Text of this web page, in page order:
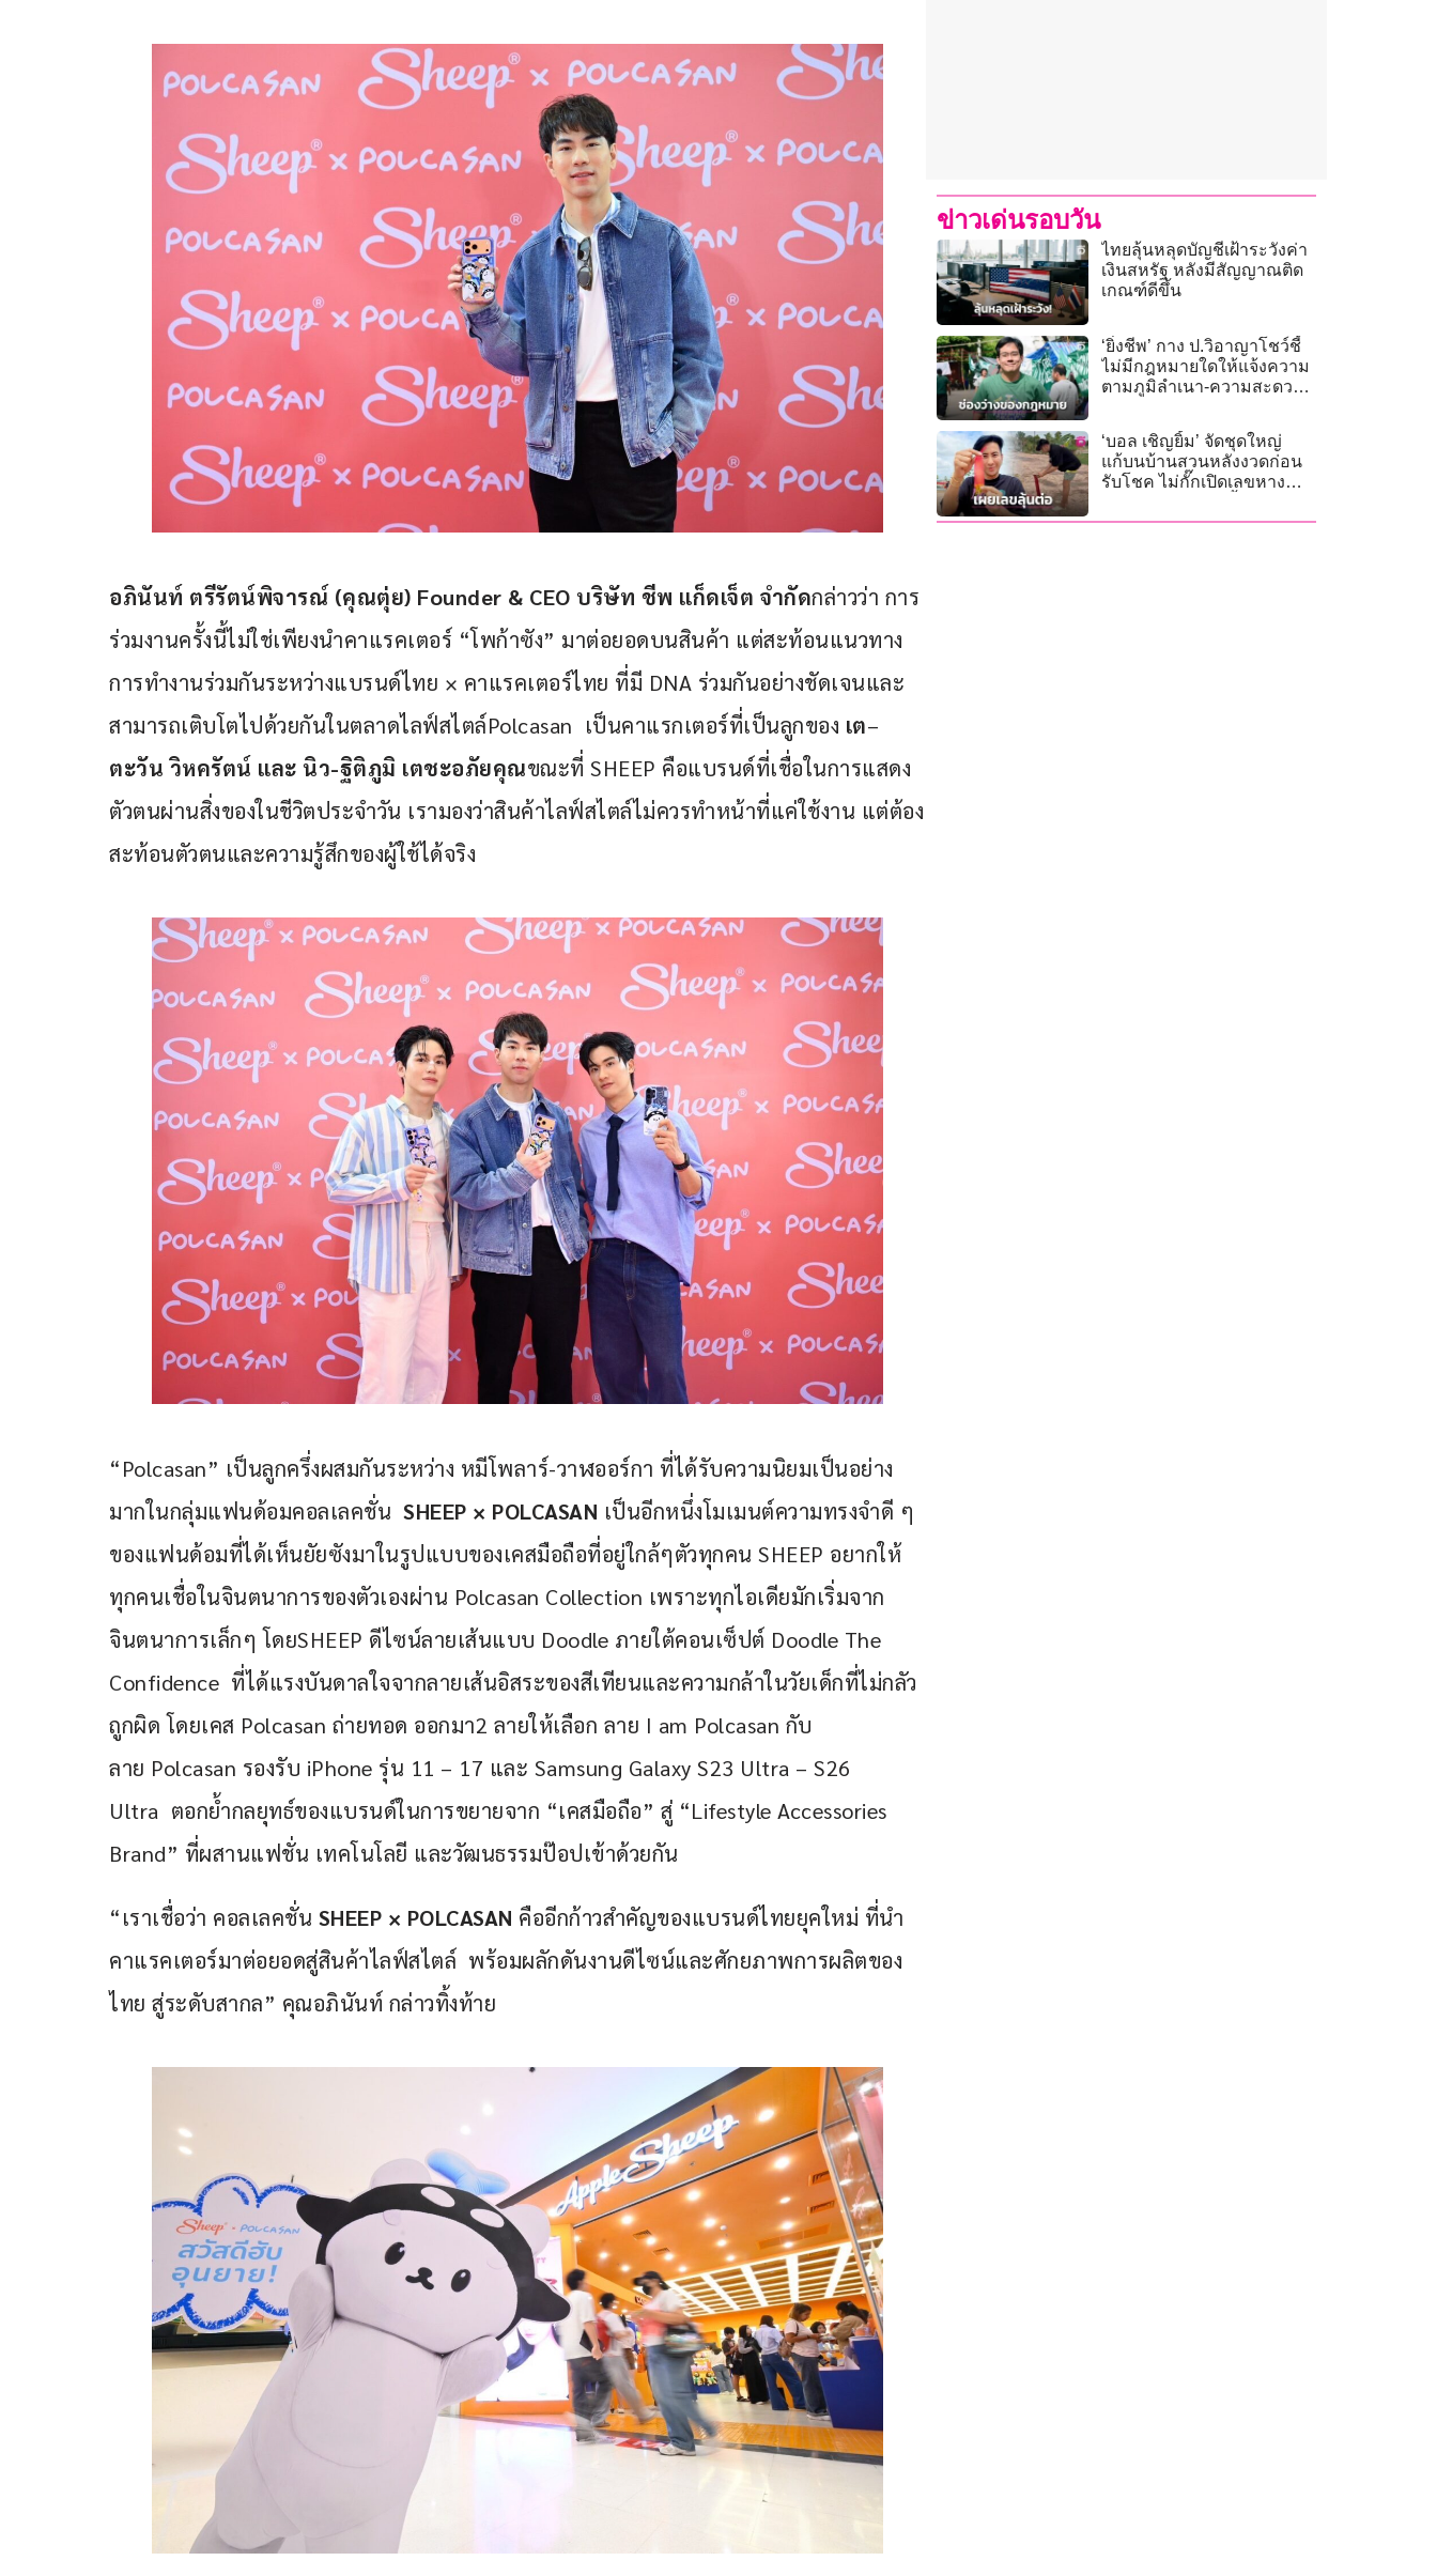
อภินันท์ ตรีรัตน์พิจารณ์ (คุณตุ่ย) Founder & CEO บริษัท ชีพ แก็ดเจ็ต จำกัดกล่าวว่า การ
ร่วมงานครั้งนี้ไม่ใช่เพียงนำคาแรคเตอร์ “โพก้าซัง” มาต่อยอดบนสินค้า แต่สะท้อนแนวทาง
การทำงานร่วมกันระหว่างแบรนด์ไทย × คาแรคเตอร์ไทย ที่มี DNA ร่วมกันอย่างชัดเจนและ
สามารถเติบโตไปด้วยกันในตลาดไลฟ์สไตล์Polcasan  เป็นคาแรกเตอร์ที่เป็นลูกของ เต–
ตะวัน วิหครัตน์ และ นิว-ฐิติภูมิ เตชะอภัยคุณขณะที่ SHEEP คือแบรนด์ที่เชื่อในการแสดง
ตัวตนผ่านสิ่งของในชีวิตประจำวัน เรามองว่าสินค้าไลฟ์สไตล์ไม่ควรทำหน้าที่แค่ใช้งาน แต่ต้อง
สะท้อนตัวตนและความรู้สึกของผู้ใช้ได้จริง
“Polcasan” เป็นลูกครึ่งผสมกันระหว่าง หมีโพลาร์-วาฬออร์กา ที่ได้รับความนิยมเป็นอย่าง
มากในกลุ่มแฟนด้อมคอลเลคชั่น SHEEP × POLCASAN เป็นอีกหนึ่งโมเมนต์ความทรงจำดี ๆ
ของแฟนด้อมที่ได้เห็นยัยซังมาในรูปแบบของเคสมือถือที่อยู่ใกล้ๆตัวทุกคน SHEEP อยากให้
ทุกคนเชื่อในจินตนาการของตัวเองผ่าน Polcasan Collection เพราะทุกไอเดียมักเริ่มจาก
จินตนาการเล็กๆ โดยSHEEP ดีไซน์ลายเส้นแบบ Doodle ภายใต้คอนเซ็ปต์ Doodle The
Confidence  ที่ได้แรงบันดาลใจจากลายเส้นอิสระของสีเทียนและความกล้าในวัยเด็กที่ไม่กลัว
ถูกผิด โดยเคส Polcasan ถ่ายทอด ออกมา2 ลายให้เลือก ลาย I am Polcasan กับ
ลาย Polcasan รองรับ iPhone รุ่น 11 – 17 และ Samsung Galaxy S23 Ultra – S26
Ultra  ตอกย้ำกลยุทธ์ของแบรนด์ในการขยายจาก “เคสมือถือ” สู่ “Lifestyle Accessories
Brand” ที่ผสานแฟชั่น เทคโนโลยี และวัฒนธรรมป๊อปเข้าด้วยกัน
“เราเชื่อว่า คอลเลคชั่น SHEEP × POLCASAN คืออีกก้าวสำคัญของแบรนด์ไทยยุคใหม่ ที่นำ
คาแรคเตอร์มาต่อยอดสู่สินค้าไลฟ์สไตล์  พร้อมผลักดันงานดีไซน์และศักยภาพการผลิตของ
ไทย สู่ระดับสากล” คุณอภินันท์ กล่าวทิ้งท้าย
ข่าวเด่นรอบวัน
ไทยลุ้นหลุดบัญชีเฝ้าระวังค่า
เงินสหรัฐ หลังมีสัญญาณติด
เกณฑ์ดีขึ้น
‘ยิ่งชีพ’ กาง ป.วิอาญาโชว์ชี้
ไม่มีกฎหมายใดให้แจ้งความ
ตามภูมิลำเนา-ความสะดวกผู้
‘บอล เชิญยิ้ม’ จัดชุดใหญ่
แก้บนบ้านสวนหลังงวดก่อน
รับโชค ไม่กั๊กเปิดเลขหาง